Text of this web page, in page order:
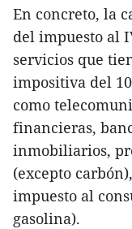
En concreto, la
del impuesto al
servicios que
impositiva del
como
financieras,
inmobiliarios,
(excepto
impuesto al
gasolina).